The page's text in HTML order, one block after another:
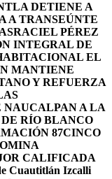
DETIENE A
A TRANSEÚNTE
RACIEL PÉREZ
INTEGRAL DE
EL
MANTIENE
Y REFUERZA
NAUCALPAN A LA
RÍO BLANCO
87CINCO
CALIFICADA
Cuautitlán Izcalli